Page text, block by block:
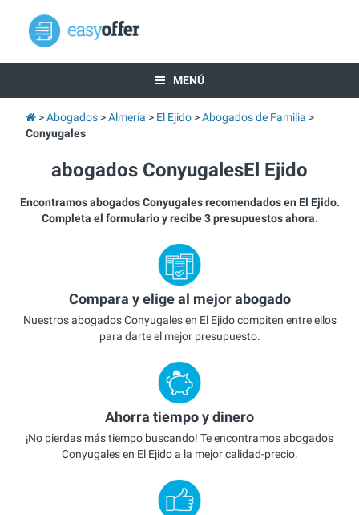
MENÚ
Abogados Almería El Ejido
Abogados de Familia
Conyugales
abogados ConyugalesEl Ejido
Encontramos abogados Conyugales recomendados en El Ejido.
Completa el formulario y recibe 3 presupuestos ahora.
Compara y elige al mejor abogado
Nuestros abogados Conyugales en El Ejido compiten entre ellos
para darte el mejor presupuesto.
Ahorra tiempo y dinero
¡No pierdas más tiempo buscando! Te encontramos abogados
Conyugales en El Ejido a la mejor calidad-precio.